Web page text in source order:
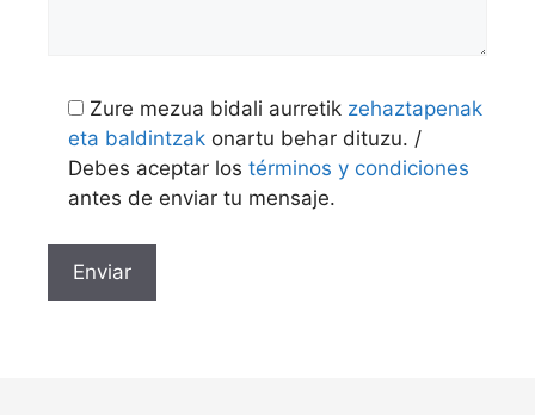
Zure mezua bidali aurretik zehaztapenak
eta baldintzak onartu behar dituzu. /
Debes aceptar los términos y condiciones
antes de enviar tu mensaje.